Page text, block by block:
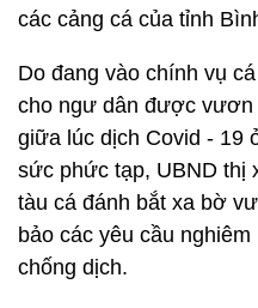
các cảng cá của tỉnh
Do đang vào chính vụ
cho ngư dân được vươn
giữa lúc dịch Covid - 19
sức phức tạp, UBND thị
tàu cá đánh bắt xa bờ
bảo các yêu cầu
chống dịch.